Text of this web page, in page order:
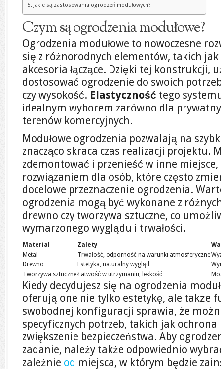
Jakie są zastosowania ogrodzeń modułowych?
Czym są ogrodzenia modułowe?
Ogrodzenia modułowe to nowoczesne
się z różnorodnych elementów, takich jak
akcesoria łączące. Dzięki tej konstrukcji,
dostosować ogrodzenie do swoich
czy wysokość. Elastyczność tego
idealnym wyborem zarówno dla
terenów komercyjnych.
Modułowe ogrodzenia pozwalają na
znacząco skraca czas realizacji projektu.
zdemontować i przenieść w inne
rozwiązaniem dla osób, które często
docelowe przeznaczenie ogrodzenia.
ogrodzenia mogą być wykonane z
drewno czy tworzywa sztuczne, co
wymarzonego wyglądu i trwałości.
Materiał Zalety
Metal
Trwałość, odporność na warunki atmosferyczne
Drewno
Estetyka, naturalny wygląd
Tworzywa sztuczneŁatwość w utrzymaniu, lekkość
Kiedy decydujesz się na ogrodzenia
oferują one nie tylko estetykę, ale także
swobodnej konfiguracji sprawia, że
specyficznych potrzeb, takich jak ochrona
zwiększenie bezpieczeństwa. Aby
zadanie, należy także odpowiednio
zależnie od miejsca, w którym będzie